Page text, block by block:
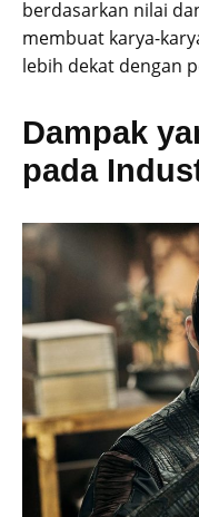
berdasarkan nilai
membuat karya-
lebih dekat dengan
Dampak
pada